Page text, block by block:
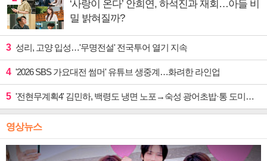
‘사랑이 온다’ 안희연, 하석진과 재회…아들 비
밀 밝혀질까?
3 성리, 고양 입성…'무명전설' 전국투어 열기 지속
4 '2026 SBS 가요대전 썸머' 유튜브 생중계…화려한 라인업
5 '전현무계획4' 김민하, 백령도 냉면 노포→숙성 광어초밥·통 도미찜 맛집 탐방
영상뉴스